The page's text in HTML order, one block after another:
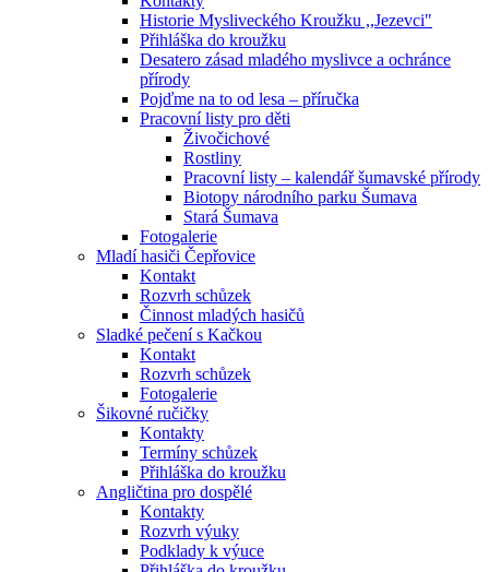
Historie Mysliveckého Kroužku ,,Jezevci"
Přihláška do kroužku
Desatero zásad mladého myslivce a ochránce
přírody
Pojďme na to od lesa – příručka
Pracovní listy pro děti
Živočichové
Rostliny
Pracovní listy – kalendář šumavské přírody
Biotopy národního parku Šumava
Stará Šumava
Fotogalerie
Mladí hasiči Čepřovice
Kontakt
Rozvrh schůzek
Činnost mladých hasičů
Sladké pečení s Kačkou
Kontakt
Rozvrh schůzek
Fotogalerie
Šikovné ručičky
Kontakty
Termíny schůzek
Přihláška do kroužku
Angličtina pro dospělé
Kontakty
Rozvrh výuky
Podklady k výuce